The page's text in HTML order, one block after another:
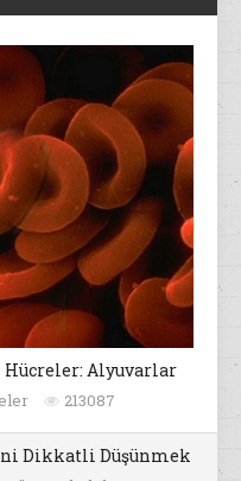
Hücreler: Alyuvarlar
213087
Dikkatli Düşünmek